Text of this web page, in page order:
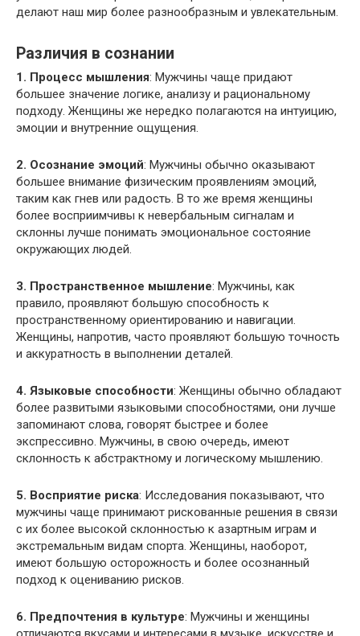
делают наш мир более разнообразным и увлекательным.
Различия в сознании
1. Процесс мышления: Мужчины чаще придают
большее значение логике, анализу и рациональному
подходу. Женщины же нередко полагаются на интуицию,
эмоции и внутренние ощущения.
2. Осознание эмоций: Мужчины обычно оказывают
большее внимание физическим проявлениям эмоций,
таким как гнев или радость. В то же время женщины
более восприимчивы к невербальным сигналам и
склонны лучше понимать эмоциональное состояние
окружающих людей.
3. Пространственное мышление: Мужчины, как
правило, проявляют большую способность к
пространственному ориентированию и навигации.
Женщины, напротив, часто проявляют большую точность
и аккуратность в выполнении деталей.
4. Языковые способности: Женщины обычно обладают
более развитыми языковыми способностями, они лучше
запоминают слова, говорят быстрее и более
экспрессивно. Мужчины, в свою очередь, имеют
склонность к абстрактному и логическому мышлению.
5. Восприятие риска: Исследования показывают, что
мужчины чаще принимают рискованные решения в связи
с их более высокой склонностью к азартным играм и
экстремальным видам спорта. Женщины, наоборот,
имеют большую осторожность и более осознанный
подход к оцениванию рисков.
6. Предпочтения в культуре: Мужчины и женщины